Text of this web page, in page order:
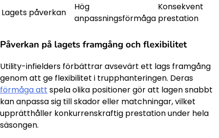
Lagets påverkan
Hög
anpassningsförmåga
Konsekvent
prestation
Påverkan på lagets framgång och flexibilitet
Utility-infielders förbättrar avsevärt ett lags framgång
genom att ge flexibilitet i trupphanteringen. Deras
förmåga att spela olika positioner gör att lagen snabbt
kan anpassa sig till skador eller matchningar, vilket
upprätthåller konkurrenskraftig prestation under hela
säsongen.